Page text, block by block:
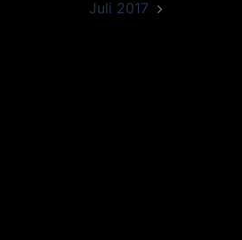
Juli 2017